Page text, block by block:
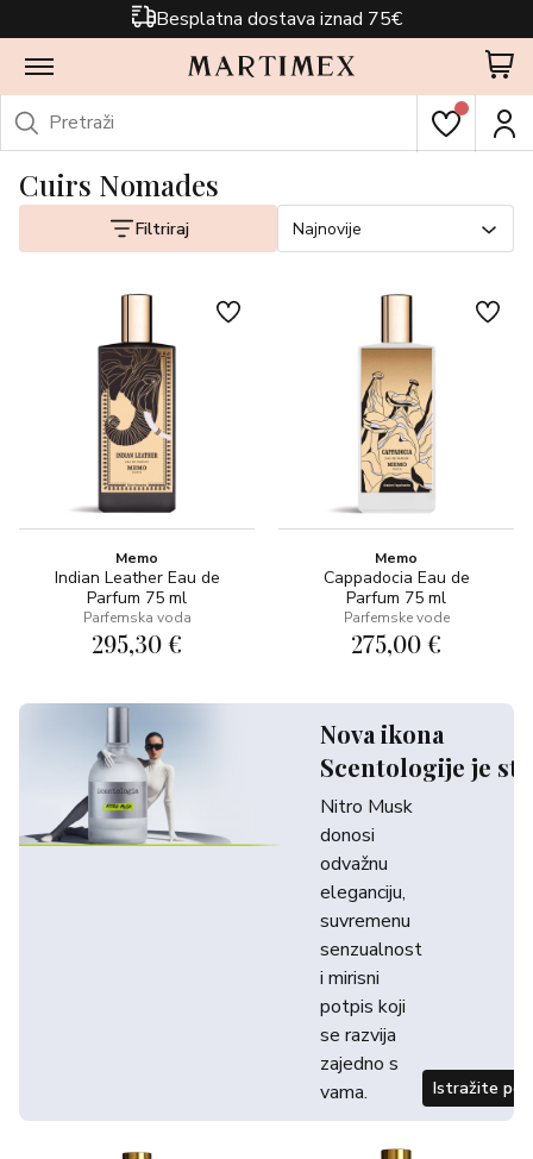
Besplatna dostava iznad 75€
Cuirs Nomades
Filtriraj Najnovije
Memo
Indian Leather Eau de
Parfum 75 ml
Parfemska voda
295,30 €
Memo
Cappadocia Eau de
Parfum 75 ml
Parfemske vode
275,00 €
Nova ikona
Scentologije je
Nitro Musk
donosi
odvažnu
eleganciju,
suvremenu
senzualnost
i mirisni
potpis koji
se razvija
zajedno s
vama.
Istražite